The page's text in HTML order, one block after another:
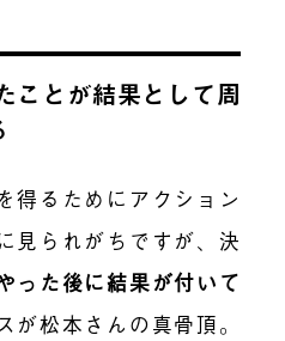
ことが結果として周
得るためにアクション
見られがちですが、決
った後に結果が付いて
が松本さんの真骨頂。